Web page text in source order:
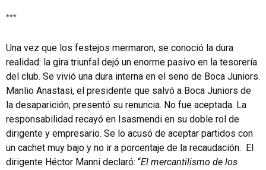
***
Una vez que los festejos mermaron, se conoció la dura
realidad: la gira triunfal dejó un enorme pasivo en la tesorería
del club. Se vivió una dura interna en el seno de Boca Juniors.
Manlio Anastasi, el presidente que salvó a Boca Juniors de
la desaparición, presentó su renuncia. No fue aceptada. La
responsabilidad recayó en Isasmendi en su doble rol de
dirigente y empresario. Se lo acusó de aceptar partidos con
un cachet muy bajo y no ir a porcentaje de la recaudación. El
dirigente Héctor Manni declaró: “El mercantilismo de los